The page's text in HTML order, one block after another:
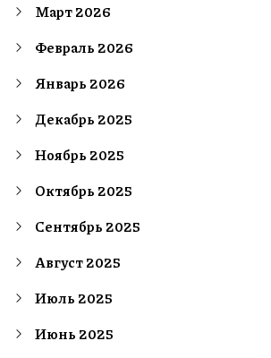
Март 2026
Февраль 2026
Январь 2026
Декабрь 2025
Ноябрь 2025
Октябрь 2025
Сентябрь 2025
Август 2025
Июль 2025
Июнь 2025